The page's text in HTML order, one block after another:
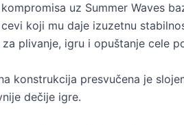
uz Summer Waves
koji mu daje izuzetnu
plivanje, igru i opuštanje cele
konstrukcija presvučena je
dečije igre.